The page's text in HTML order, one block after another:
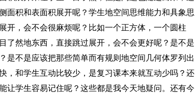
面积和表面积展开呢？学生地空间思维能力和具象思
开，会不会很麻烦呢？比如一个正方体，一个圆柱
了然地东西，直接跳过展开，会不会更好呢？是不是
是不是应该把那些简单而有规则地空间几何体罗列出
，和学生互动比较少，是复习课本来就互动少吗？还
让学生容易记住呢？这些都是我今天地疑问。还有今